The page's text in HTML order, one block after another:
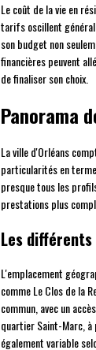
Le coût de la vie en
tarifs oscillent
son budget non
financières peuvent
de finaliser son choix.
Panorama
La ville d'Orléans
particularités en
presque tous les
prestations plus
Les
L'emplacement
comme Le Clos de la
commun, avec un
quartier Saint-Marc, à
également variable